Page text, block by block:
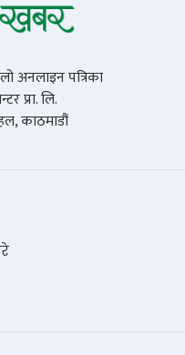
अनलाइन पत्रिका
प्रा. लि.
काठमाडौं